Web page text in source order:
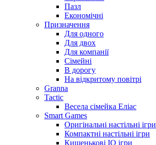
Пазл
Економічні
Призначення
Для одного
Для двох
Для компанії
Сімейні
В дорогу
На відкритому повітрі
Granna
Tactic
Весела сімейка Еліас
Smart Games
Оригінальні настільні ігри
Компактні настільні ігри
Кишенькові IQ ігри